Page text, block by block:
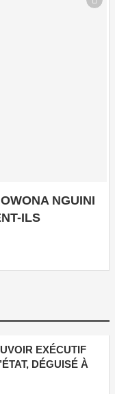
NGUINI
ILS
EXÉCUTIF
DÉGUISÉ À